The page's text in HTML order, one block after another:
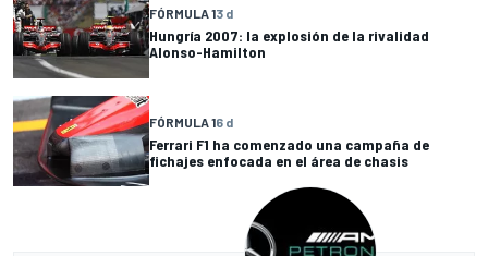
FÓRMULA 13 d
Hungría 2007: la explosión de la rivalidad
Alonso-Hamilton
FÓRMULA 16 d
Ferrari F1 ha comenzado una campaña de
fichajes enfocada en el área de chasis